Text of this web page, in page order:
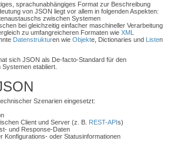
sprachunabhängiges Format zur Beschreibung
von JSON liegt vor allem in folgenden Aspekten:
zwischen Systemen
bei gleichzeitig einfacher maschineller Verarbeitung
zu umfangreicheren Formaten wie XML
Datenstrukturen wie Objekte, Dictionaries und Listen
sich JSON als De-facto-Standard für den
etabliert.
Szenarien eingesetzt:
Client und Server (z. B. REST-APIs)
und Response-Daten
Konfigurations- oder Statusinformationen